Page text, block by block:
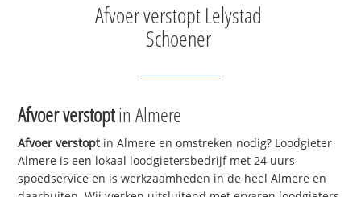
Afvoer verstopt Lelystad
Schoener
Afvoer verstoptin Almere
Afvoer verstoptin Almere en omstreken nodig? Loodgieter
Almere is een lokaal loodgietersbedrijf met 24 uurs
spoedservice en is werkzaamheden in de heel Almere en